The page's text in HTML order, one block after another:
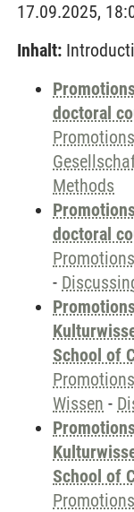
17.09.2025,
Inhalt:
doctoral
Methods
doctoral
-
School of
Wissen -
School of